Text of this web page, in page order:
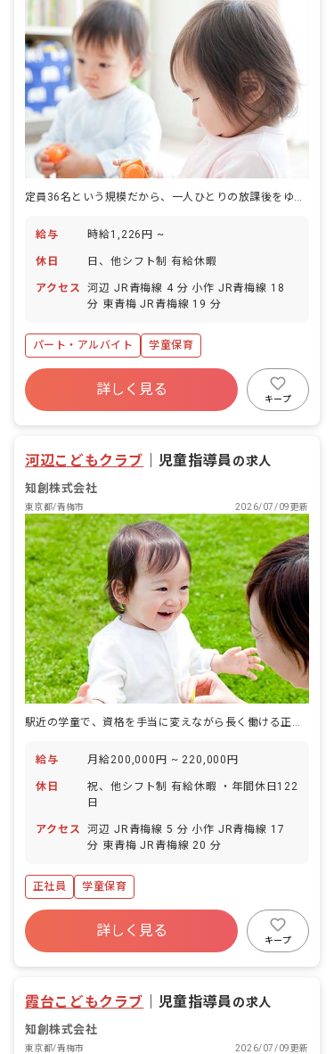
給与 時給1,226円 ~
休日 日、他シフト制 有給休暇
アクセス
河辺 JR青梅線 4 分 小作 JR青梅線 18
分 東青梅 JR青梅線 19 分
パート・アルバイト 学童保育
詳しく見る
キープ
河辺こどもクラブ 児童指導員 の求人
知創株式会社
東京都/青梅市 2026/07/09更新
給与 月給200,000円 ~ 220,000円
休日
祝、他シフト制 有給休暇 ・年間休日122
日
アクセス
河辺 JR青梅線 5 分 小作 JR青梅線 17
分 東青梅 JR青梅線 20 分
正社員 学童保育
詳しく見る
キープ
霞台こどもクラブ 児童指導員 の求人
知創株式会社
東京都/青梅市 2026/07/09更新